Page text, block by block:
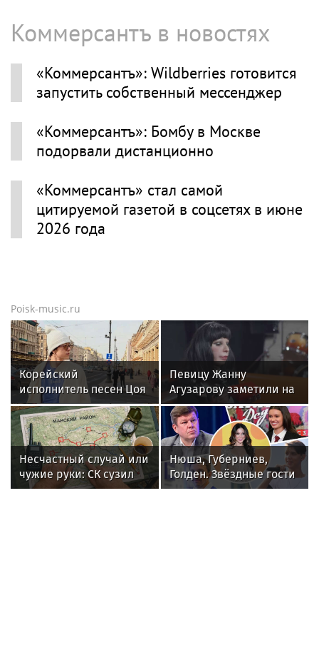
Коммерсантъ в новостях